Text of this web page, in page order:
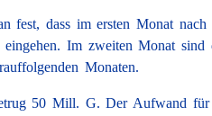
fest, dass im ersten Monat
Im zweiten Monat
Monaten.
50 Mill. G. Der Aufwand für